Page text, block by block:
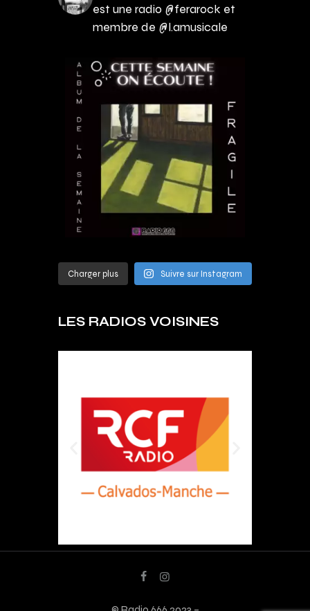
est une radio @ferarock et
membre de @l.amusicale
Charger plus Suivre sur Instagram
LES RADIOS VOISINES